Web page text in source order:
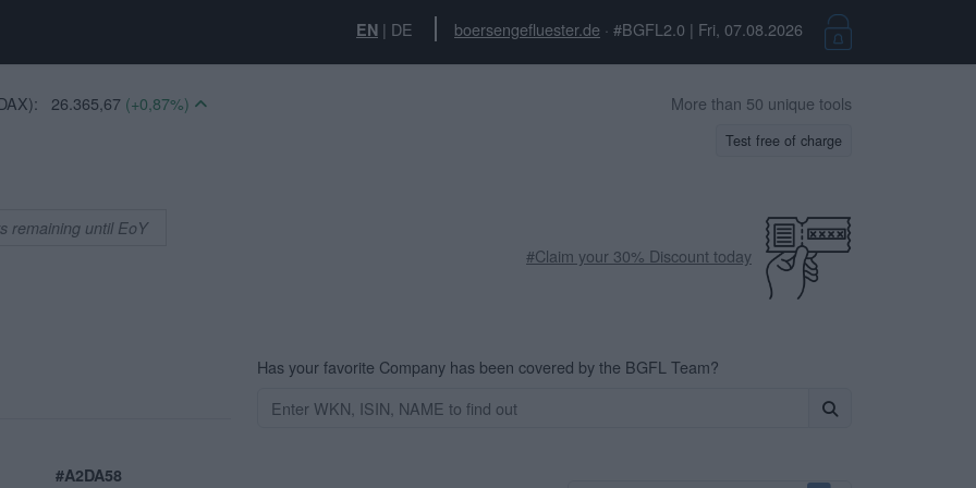
EN | DE boersengefluester.de · #BGFL2.0 | Fri, 07.08.2026
26.365,67 (+0,87%)
(+0,40%)
More than 50 unique tools
Test free of charge
remaining until EoY
#Claim your 30% Discount today
Has your favorite Company has been covered by the BGFL Team?
#A2DA58